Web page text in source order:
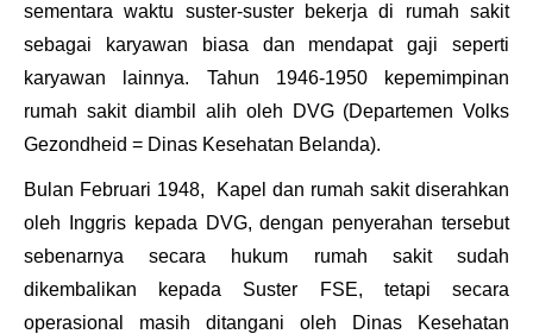
sementara waktu suster-suster bekerja di rumah sakit
sebagai karyawan biasa dan mendapat gaji seperti
karyawan lainnya. Tahun 1946-1950 kepemimpinan
rumah sakit diambil alih oleh DVG (Departemen Volks
Gezondheid = Dinas Kesehatan Belanda).
Bulan Februari 1948, Kapel dan rumah sakit diserahkan
oleh Inggris kepada DVG,dengan penyerahan tersebut
sebenarnya secara hukum rumah sakit sudah
dikembalikan kepada Suster FSE, tetapi secara
operasional masih ditangani oleh Dinas Kesehatan